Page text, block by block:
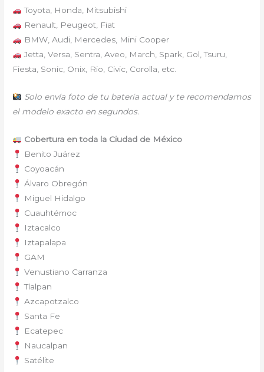
Toyota, Honda, Mitsubishi
Renault, Peugeot, Fiat
BMW, Audi, Mercedes, Mini Cooper
Jetta, Versa, Sentra, Aveo, March, Spark, Gol, Tsuru,
Fiesta, Sonic, Onix, Rio, Civic, Corolla, etc.
Solo envía foto de tu batería actual y te recomendamos
el modelo exacto en segundos.
Cobertura en toda la Ciudad de México
Benito Juárez
Coyoacán
Álvaro Obregón
Miguel Hidalgo
Cuauhtémoc
Iztacalco
Iztapalapa
GAM
Venustiano Carranza
Tlalpan
Azcapotzalco
Santa Fe
Ecatepec
Naucalpan
Satélite